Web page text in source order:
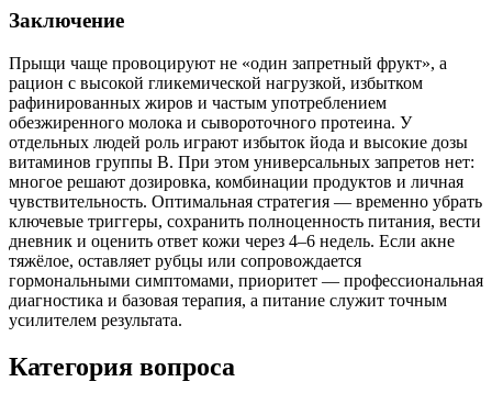
Заключение
Прыщи чаще провоцируют не «один запретный фрукт», а
рацион с высокой гликемической нагрузкой, избытком
рафинированных жиров и частым употреблением
обезжиренного молока и сывороточного протеина. У
отдельных людей роль играют избыток йода и высокие дозы
витаминов группы B. При этом универсальных запретов нет:
многое решают дозировка, комбинации продуктов и личная
чувствительность. Оптимальная стратегия — временно убрать
ключевые триггеры, сохранить полноценность питания, вести
дневник и оценить ответ кожи через 4–6 недель. Если акне
тяжёлое, оставляет рубцы или сопровождается
гормональными симптомами, приоритет — профессиональная
диагностика и базовая терапия, а питание служит точным
усилителем результата.
Категория вопроса